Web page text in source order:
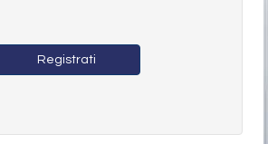
Registrati